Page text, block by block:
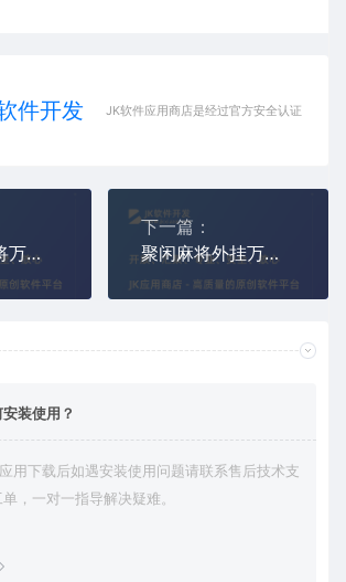
件开发 JK软件应用商店是经过官方安全认证，保障
微乐四川麻将万能挂最新版(微信微乐怎么让系统给你发好牌)
下一篇：
聚闲麻将外挂万能透视辅助器(聚闲麻将辅助苹果安卓版下载)
装使用？
用下载后如遇安装使用问题请联系售后技术支
，一对一指导解决疑难。